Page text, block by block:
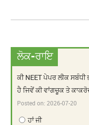
ਲੋਕ-ਰਾਇ
ਕੀ NEET ਪੇਪਰ ਲੀਕ
ਹੈ ਜਿਵੇਂ ਕੀ ਵਾਂਗਚੂਕ ਤੇ
Posted on:2026-07-20
ਹਾਂ ਜੀ